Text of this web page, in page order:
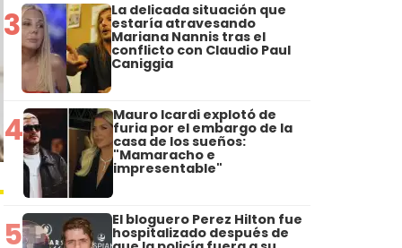
3 La delicada situación que
estaría atravesando
Mariana Nannis tras el
conflicto con Claudio Paul
Caniggia
4 Mauro Icardi explotó de
furia por el embargo de la
casa de los sueños:
"Mamaracho e
impresentable"
5 El bloguero Perez Hilton fue
hospitalizado después de